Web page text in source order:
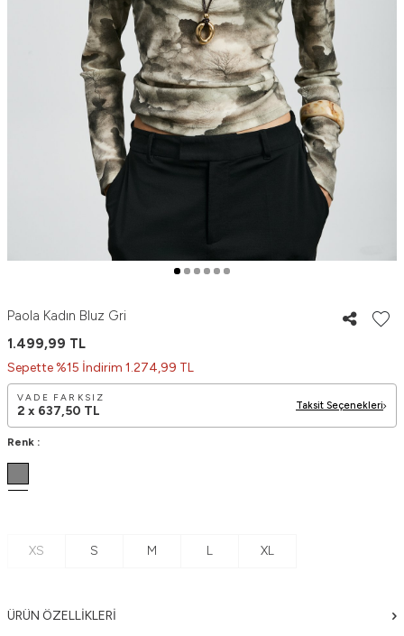
Paola Kadın Bluz Gri
1.499,99 TL
Sepette %15 İndirim 1.274,99 TL
VADE FARKSIZ
2 x 637,50 TL Taksit Seçenekleri
Renk :
XS S M L XL
ÜRÜN ÖZELLIKLERI